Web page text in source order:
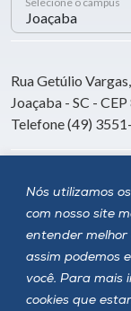
Nós utilizamos
com nosso site
entender melhor
assim podemos
você. Para mais
cookies que
Rua Getúlio
Joaçaba - SC -
Telefone (49)
Siga a